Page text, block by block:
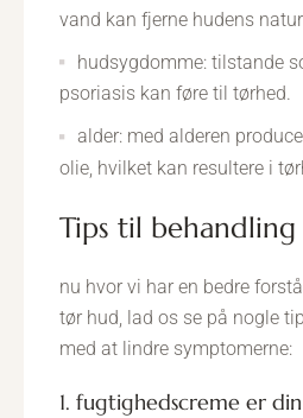
vand kan fjerne hudens
hudsygdomme: tilstande
psoriasis kan føre til tørhed.
alder: med alderen
olie, hvilket kan resultere i
tips til
nu hvor vi har en bedre
tør hud, lad os se på nogle
med at lindre symptomerne:
1. fugtighedscreme er